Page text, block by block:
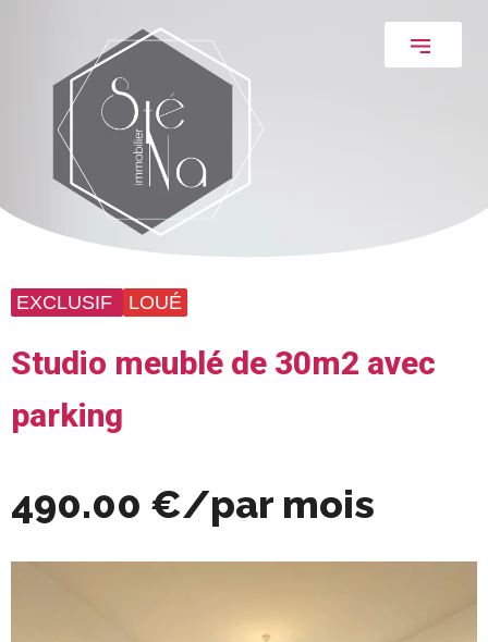
EXCLUSIF LOUÉ
Studio meublé de 30m2 avec
parking
490.00 €/par mois